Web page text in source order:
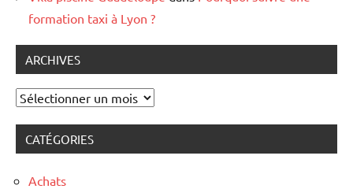
formation taxi à Lyon ?
ARCHIVES
Archives
CATÉGORIES
Achats